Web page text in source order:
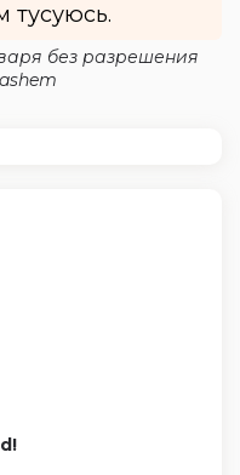
тусуюсь.
без разрешения